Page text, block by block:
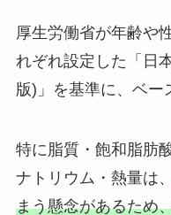
厚生労働省が年齢や
れぞれ設定した「日
版)」を基準に、ベー
特に脂質・飽和脂肪
ナトリウム・熱量は、
まう懸念があるため